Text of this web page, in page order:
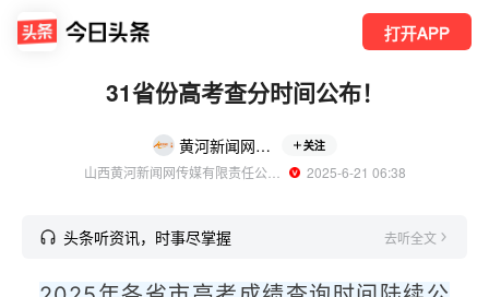
打开APP
31省份高考查分时间公布！
黄河新闻网吕梁 关注
山西黄河新闻网传媒有限责任公司吕梁分公司官方账号
  2025-6-21 06:38
头条听资讯，时事尽掌握 去听全文